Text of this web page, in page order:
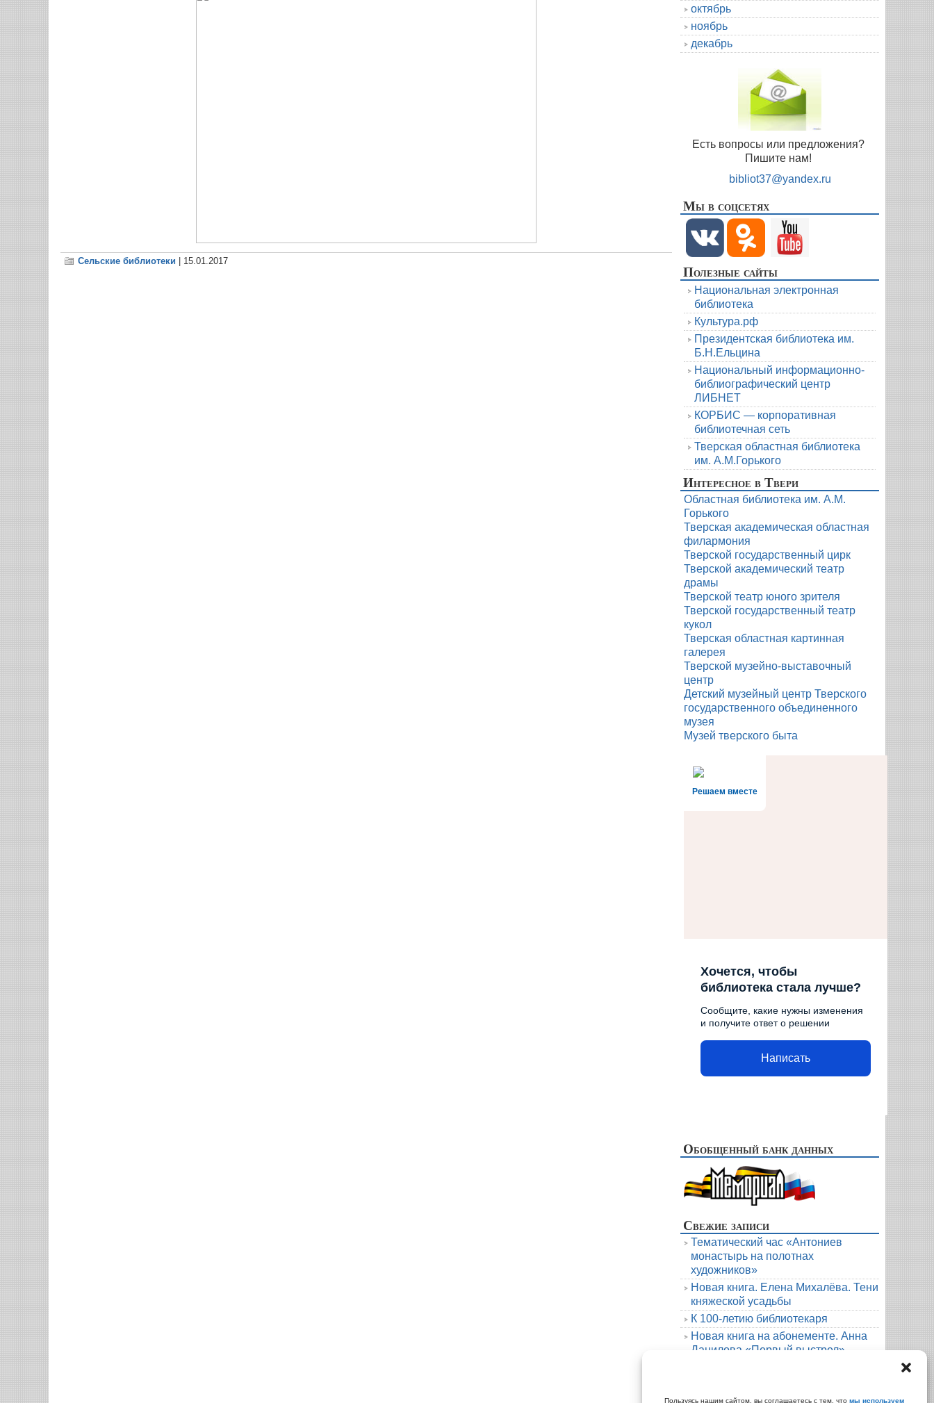
Пользуясь нашим сайтом, вы соглашаетесь с тем, что мы используем
Сельские библиотеки | 15.01.2017
октябрь
ноябрь
декабрь
Есть вопросы или предложения?
Пишите нам!
bibliot37@yandex.ru
Мы в соцсетях
Полезные сайты
Национальная электронная
библиотека
Культура.рф
Президентская библиотека им.
Б.Н.Ельцина
Национальный информационно-
библиографический центр
ЛИБНЕТ
КОРБИС — корпоративная
библиотечная сеть
Тверская областная библиотека
им. А.М.Горького
Интересное в Твери
Областная библиотека им. А.М.
Горького
Тверская академическая областная
филармония
Тверской государственный цирк
Тверской академический театр
драмы
Тверской театр юного зрителя
Тверской государственный театр
кукол
Тверская областная картинная
галерея
Тверской музейно-выставочный
центр
Детский музейный центр Тверского
государственного объединенного
музея
Музей тверского быта
Решаем вместе
Хочется, чтобы
библиотека стала лучше?
Сообщите, какие нужны изменения
и получите ответ о решении
Написать
Обобщенный банк данных
Свежие записи
Тематический час «Антониев
монастырь на полотнах
художников»
Новая книга. Елена Михалёва. Тени
княжеской усадьбы
К 100-летию библиотекаря
Новая книга на абонементе. Анна
Данилова «Первый выстрел»